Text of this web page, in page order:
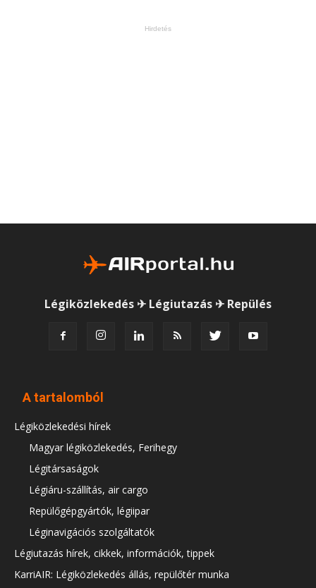
Hirdetés
Légiközlekedés ✈ Légiutazás ✈ Repülés
A tartalomból
Légiközlekedési hírek
Magyar légiközlekedés, Ferihegy
Légitársaságok
Légiáru-szállítás, air cargo
Repülőgépgyártók, légiipar
Léginavigációs szolgáltatók
Légiutazás hírek, cikkek, információk, tippek
KarriAIR: Légiközlekedés állás, repülőtér munka